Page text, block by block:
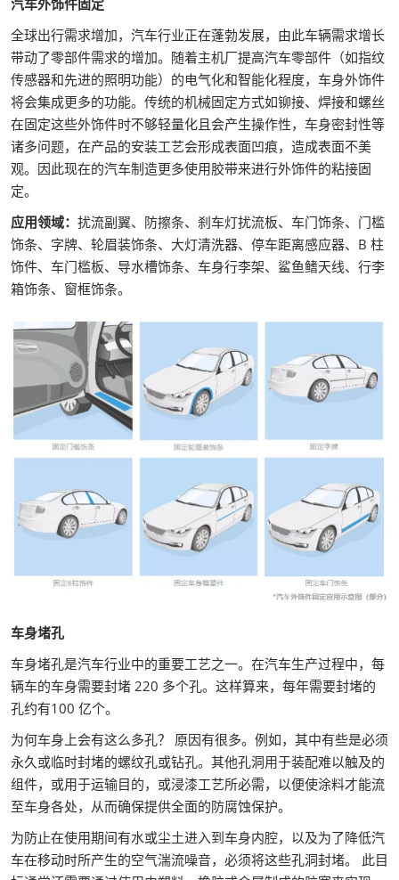
汽车外饰件固定
全球出行需求增加，汽车行业正在蓬勃发展，由此车辆需求增长
带动了零部件需求的增加。随着主机厂提高汽车零部件（如指纹
传感器和先进的照明功能）的电气化和智能化程度，车身外饰件
将会集成更多的功能。传统的机械固定方式如铆接、焊接和螺丝
在固定这些外饰件时不够轻量化且会产生操作性，车身密封性等
诸多问题，在产品的安装工艺会形成表面凹痕，造成表面不美
观。因此现在的汽车制造更多使用胶带来进行外饰件的粘接固
定。
应用领域： 扰流副翼、防擦条、刹车灯扰流板、车门饰条、门槛
饰条、字牌、轮眉装饰条、大灯清洗器、停车距离感应器、B 柱
饰件、车门槛板、导水槽饰条、车身行李架、鲨鱼鳍天线、行李
箱饰条、窗框饰条。
车身堵孔
车身堵孔是汽车行业中的重要工艺之一。在汽车生产过程中，每
辆车的车身需要封堵 220 多个孔。这样算来，每年需要封堵的
孔约有100 亿个。
为何车身上会有这么多孔？ 原因有很多。例如，其中有些是必须
永久或临时封堵的螺纹孔或钻孔。其他孔洞用于装配难以触及的
组件，或用于运输目的，或浸漆工艺所必需，以便使涂料才能流
至车身各处，从而确保提供全面的防腐蚀保护。
为防止在使用期间有水或尘土进入到车身内腔，以及为了降低汽
车在移动时所产生的空气湍流噪音，必须将这些孔洞封堵。 此目